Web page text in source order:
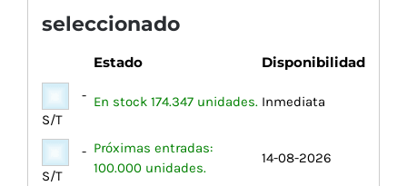
seleccionado
Estado Disponibilidad
-
S/T
En stock 174.347 unidades. Inmediata
-
S/T
Próximas entradas:
100.000 unidades.
14-08-2026